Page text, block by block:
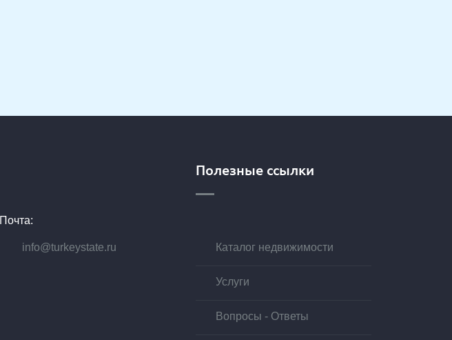
Почта:
info@turkeystate.ru
Полезные ссылки
Каталог недвижимости
Услуги
Вопросы - Ответы